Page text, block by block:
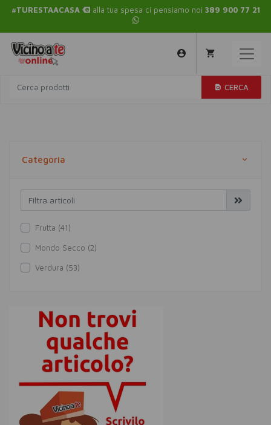
#TURESTAACASA alla tua spesa ci pensiamo noi 389 900 77 21
CERCA
Categoria
Frutta (41)
Mondo Secco (2)
Verdura (53)